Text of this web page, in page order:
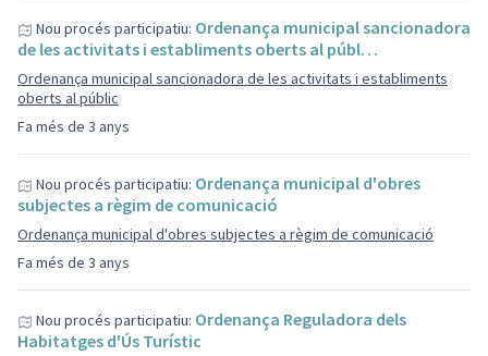
Fa més de 3 anys
Nou procés participatiu: Ordenança municipal sancionadora
de les activitats i establiments oberts al públ…
Ordenança municipal sancionadora de les activitats i establiments
oberts al públic
Fa més de 3 anys
Nou procés participatiu: Ordenança municipal d'obres
subjectes a règim de comunicació
Ordenança municipal d'obres subjectes a règim de comunicació
Nou procés participatiu: Ordenança Reguladora dels
Habitatges d'Ús Turístic